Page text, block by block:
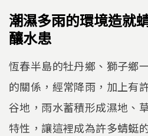
潮濕多雨的環境造就
釀水患
恆春半島的牡丹鄉、獅子鄉
的關係，經常降雨，加上有
谷地，雨水蓄積形成濕地、
特性，讓這裡成為許多蜻蜓